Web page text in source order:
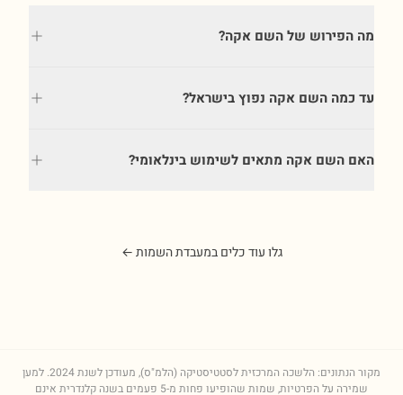
מה הפירוש של השם אקה?
עד כמה השם אקה נפוץ בישראל?
האם השם אקה מתאים לשימוש בינלאומי?
גלו עוד כלים במעבדת השמות ←
מקור הנתונים: הלשכה המרכזית לסטטיסטיקה (הלמ"ס), מעודכן לשנת2024. למען
שמירה על הפרטיות, שמות שהופיעו פחות מ-5 פעמים בשנה קלנדרית אינם